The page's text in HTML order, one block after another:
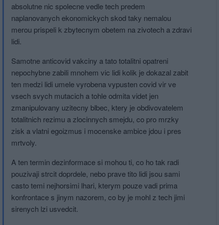
absolutne nic spolecne vedle tech predem
naplanovanych ekonomickych skod taky nemalou
merou prispeli k zbytecnym obetem na zivotech a zdravi
lidi.
Samotne anticovid vakciny a tato totalitni opatreni
nepochybne zabili mnohem vic lidi kolik je dokazal zabit
ten medzi lidi umele vyrobena vypusten covid vir ve
vsech svych mutacich a tohle odmita videt jen
zmanipulovany uzitecny blbec, ktery je obdivovatelem
totalitnich rezimu a zlocinnych smejdu, co pro mrzky
zisk a vlatni egoizmus i mocenske ambice jdou i pres
mrtvoly.
A ten termin dezinformace si mohou ti, co ho tak radi
pouzivaji strcit doprdele, nebo prave tito lidi jsou sami
casto temi nejhorsimi lhari, kterym pouze vadi prima
konfrontace s jinym nazorem, co by je mohl z tech jimi
sirenych lzi usvedcit.